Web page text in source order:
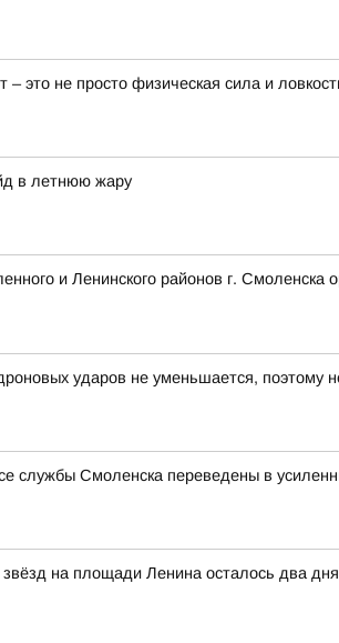
это не просто физическая сила и
в летнюю жару
и Ленинского районов г. Смоленска
ударов не уменьшается, поэтому
службы Смоленска переведены в
на площади Ленина осталось два